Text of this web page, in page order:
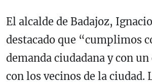
El alcalde de Badajoz,
destacado que “cumplimos
demanda ciudadana y con
con los vecinos de la ciudad.